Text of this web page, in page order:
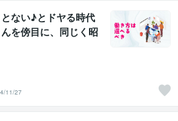
ない♪とドヤる時代
を傍目に、同じく昭
和的思想。
11/27